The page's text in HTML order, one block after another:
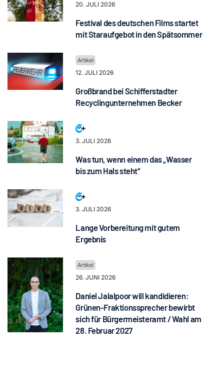
20. JULI 2026
Festival des deutschen Films startet
mit Staraufgebot in den Spätsommer
12. JULI 2026
Großbrand bei Schifferstadter
Recyclingunternehmen Becker
3. JULI 2026
Was tun, wenn einem das „Wasser
bis zum Hals steht“
3. JULI 2026
Lange Vorbereitung mit gutem
Ergebnis
26. JUNI 2026
Daniel Jalalpoor will kandidieren:
Grünen-Fraktionssprecher bewirbt
sich für Bürgermeisteramt / Wahl am
28. Februar 2027